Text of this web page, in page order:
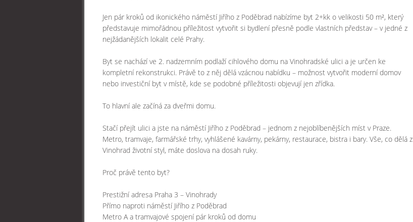
Jen pár kroků od ikonického náměstí Jiřího z Poděbrad nabízíme byt 2+kk o velikosti 50 m², který
představuje mimořádnou příležitost vytvořit si bydlení přesně podle vlastních představ – v jedné z
nejžádanějších lokalit celé Prahy.
Byt se nachází ve 2. nadzemním podlaží cihlového domu na Vinohradské ulici a je určen ke
kompletní rekonstrukci. Právě to z něj dělá vzácnou nabídku – možnost vytvořit moderní domov
nebo investiční byt v místě, kde se podobné příležitosti objevují jen zřídka.
To hlavní ale začíná za dveřmi domu.
Stačí přejít ulici a jste na náměstí Jiřího z Poděbrad – jednom z nejoblíbenějších míst v Praze.
Metro, tramvaje, farmářské trhy, vyhlášené kavárny, pekárny, restaurace, bistra i bary. Vše, co dělá z
Vinohrad životní styl, máte doslova na dosah ruky.
Proč právě tento byt?
Prestižní adresa Praha 3 – Vinohrady
Přímo naproti náměstí Jiřího z Poděbrad
Metro A a tramvajové spojení pár kroků od domu